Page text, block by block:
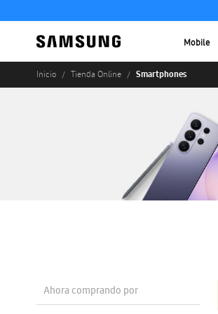
Mobile
Inicio Tienda Online Smartphones
Ahora comprando por